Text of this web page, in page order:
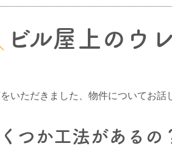
ビル屋上のウ
いただきました、物件についてお話
つか工法があるの